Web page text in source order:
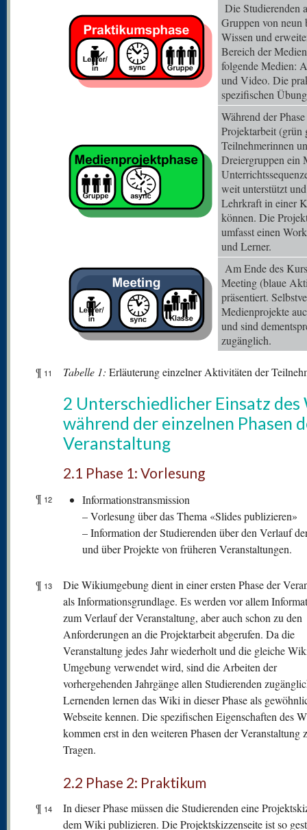
Die Studierenden
Gruppen von neun
Wissen und
Bereich der
folgende Medien:
und Video. Die
spezifischen
Während der
Projektarbeit (grün
Teilnehmerinnen
Dreiergruppen ein
weit unterstützt
Lehrkraft in einer
können. Die
umfasst einen
und Lerner.
Am Ende des
Meeting (blaue
präsentiert.
Medienprojekte
und sind
zugänglich.
¶ 11 Tabelle 1: Erläuterung einzelner Aktivitäten der
2 Unterschiedlicher Einsatz des
während der einzelnen Phasen
Veranstaltung
2.1 Phase 1: Vorlesung
¶ 12
Informationstransmission
– Vorlesung über das Thema «Slides publizieren»
– Information der Studierenden über den Verlauf
und über Projekte von früheren Veranstaltungen.
¶ 13
Die Wikiumgebung dient in einer ersten Phase der
als Informationsgrundlage. Es werden vor allem
zum Verlauf der Veranstaltung, aber auch schon zu den
Anforderungen an die Projektarbeit abgerufen. Da die
Veranstaltung jedes Jahr wiederholt und die gleiche
Umgebung verwendet wird, sind die Arbeiten der
vorhergehenden Jahrgänge allen Studierenden
Lernenden lernen das Wiki in dieser Phase als
Webseite kennen. Die spezifischen Eigenschaften des
kommen erst in den weiteren Phasen der Veranstaltung
Tragen.
2.2 Phase 2: Praktikum
¶ 14
In dieser Phase müssen die Studierenden eine
dem Wiki publizieren. Die Projektskizzenseite ist so